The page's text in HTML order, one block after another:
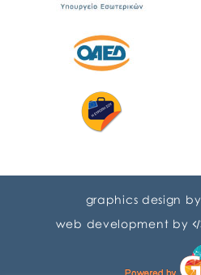
graphics design by
web development by